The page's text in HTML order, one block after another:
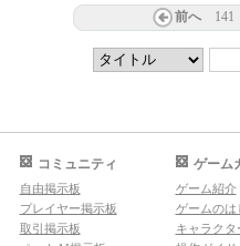
前へ 141
コミュニティ
自由掲示板
プレイヤー掲示板
取引掲示板
ゲーム
ゲーム紹介
ゲームのは
キャラクタ